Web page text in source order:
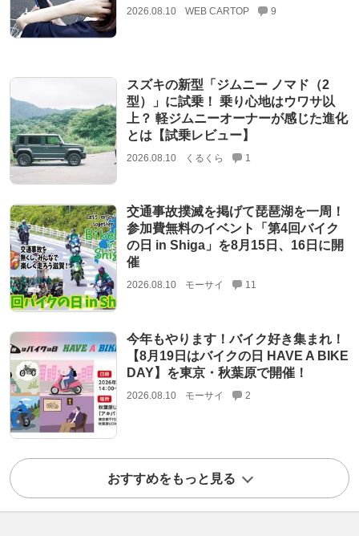
2026.08.10 WEB CARTOP 9
スズキの新型「ジムニー ノマド（2
型）」に試乗！ 乗り心地はウワサ以
上？ 軽ジムニーオーナーが感じた進化
とは【試乗レビュー】
2026.08.10 くるくら 1
交通事故撲滅を掲げて琵琶湖を一周！
参加費無料のイベント「第4回バイク
の日 in Shiga」を8月15日、16日に開
催
2026.08.10 モーサイ 11
今年もやります！バイク好き集まれ！
【8月19日はバイクの日 HAVE A BIKE
DAY】を東京・秋葉原で開催！
2026.08.10 モーサイ 2
おすすめをもっと見る